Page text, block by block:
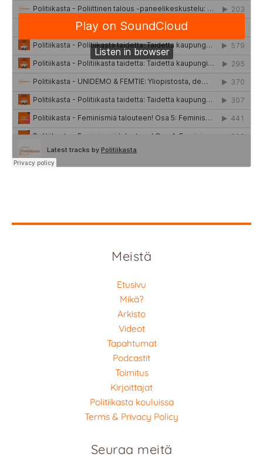
Meistä
Etusivu
Mikä?
Arkisto
Videot
Tapahtumat
Podcastit
Toimitus
Kirjoittajat
Politiikasta kouluissa
Terms & Privacy Policy
Seuraa meitä